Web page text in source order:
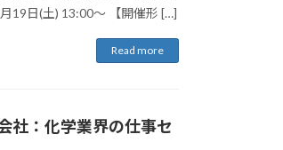
19日(土) 13:00〜 【開催形 […]
Read more
社：化学業界の仕事セ